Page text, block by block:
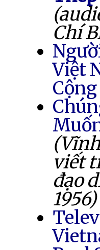
Chí
Việt
viết
đạo
1956)